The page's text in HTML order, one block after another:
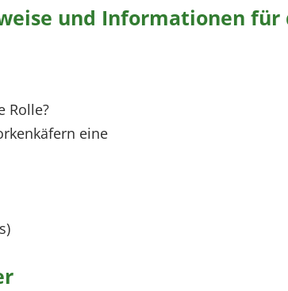
und Informationen
Rolle?
eine